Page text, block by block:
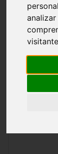
Asunto*
Teléfono